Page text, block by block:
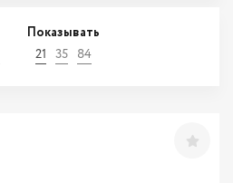
Показывать
21 35 84